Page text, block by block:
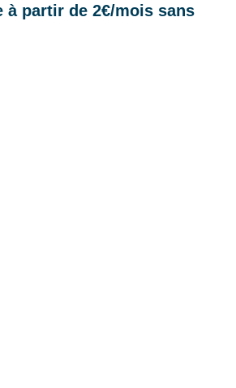
à partir de 2€/mois sans